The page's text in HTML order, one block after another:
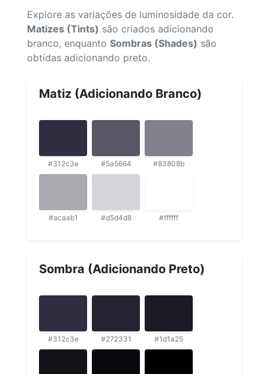
Explore as variações de luminosidade da cor.
Matizes (Tints) são criados adicionando
branco, enquanto Sombras (Shades) são
obtidas adicionando preto.
Matiz (Adicionando Branco)
#312c3e #5a5664 #83808b
#acaab1 #d5d4d8 #ffffff
Sombra (Adicionando Preto)
#312c3e #272331 #1d1a25